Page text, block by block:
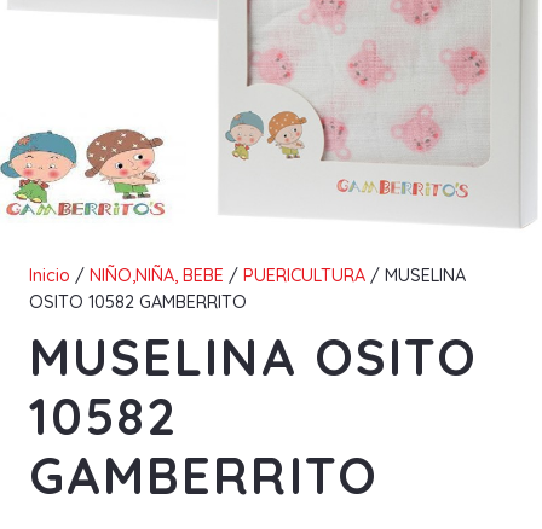
Inicio / NIÑO,NIÑA, BEBE / PUERICULTURA / MUSELINA
OSITO 10582 GAMBERRITO
MUSELINA OSITO
10582
GAMBERRITO